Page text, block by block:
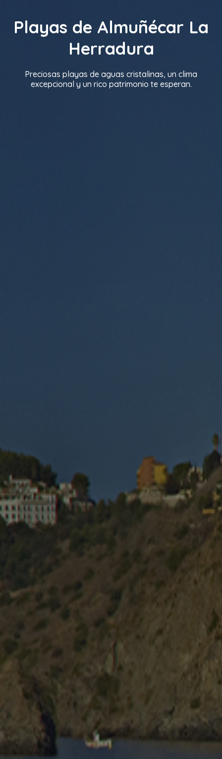
Playas de Almuñécar La
Herradura
Preciosas playas de aguas cristalinas, un clima
excepcional y un rico patrimonio te esperan.